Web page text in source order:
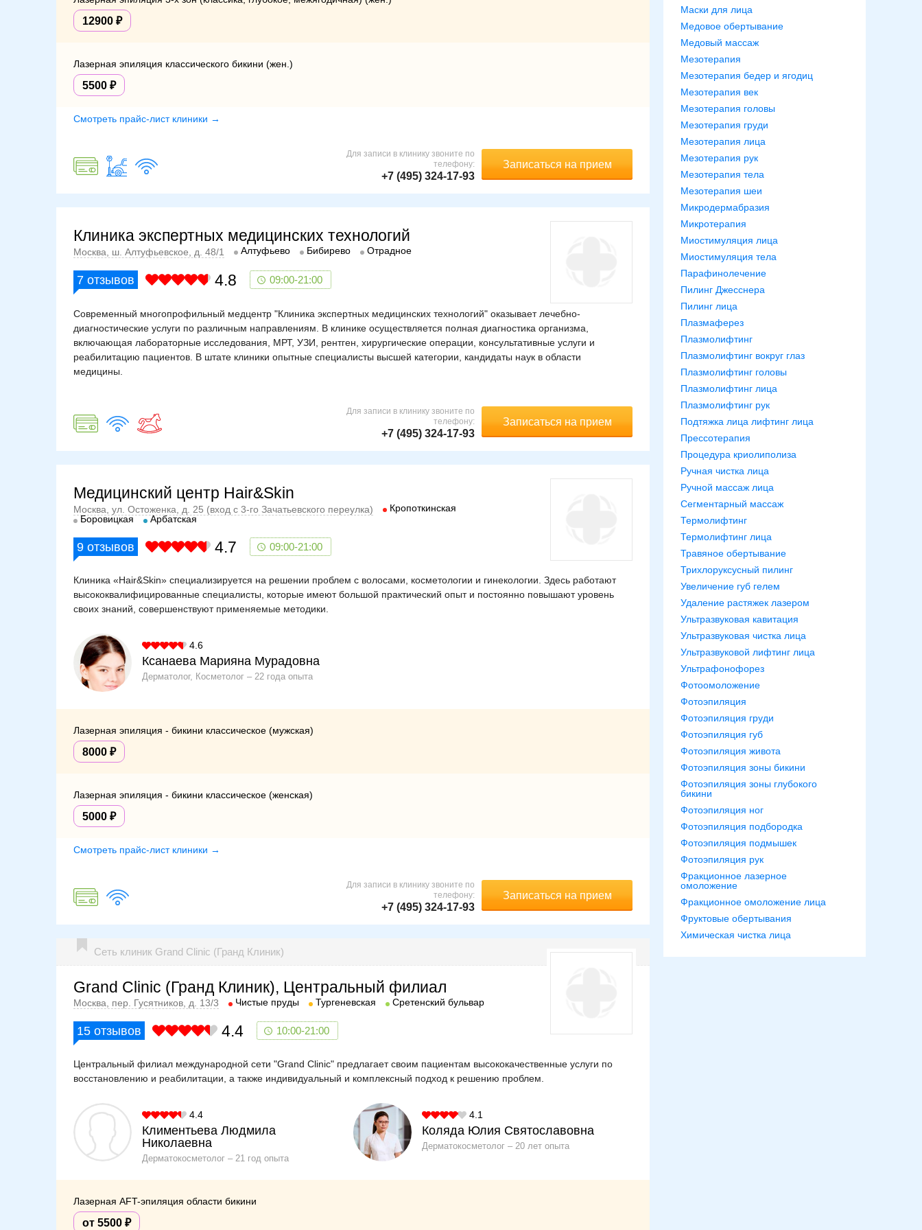
При любом из этих проявлений нужно срочно обратиться к врачу.
12900
Лазерная эпиляция классического бикини (жен.)
5500
Смотреть прайс-лист клиники →
Записаться на прием
Для записи в клинику звоните по
телефону:
+7 (495) 324-17-93
Клиника экспертных медицинских технологий
Москва, ш. Алтуфьевское, д. 48/1 Алтуфьево Бибирево Отрадное
7 отзывов 4.8 09:00-21:00
Современный многопрофильный медцентр "Клиника экспертных медицинских технологий" оказывает лечебно-
диагностические услуги по различным направлениям. В клинике осуществляется полная диагностика организма,
включающая лабораторные исследования, МРТ, УЗИ, рентген, хирургические операции, консультативные услуги и
реабилитацию пациентов. В штате клиники опытные специалисты высшей категории, кандидаты наук в области
медицины.
Записаться на прием
Для записи в клинику звоните по
телефону:
+7 (495) 324-17-93
Медицинский центр Hair&Skin
Москва, ул. Остоженка, д. 25 (вход с 3-го Зачатьевского переулка)
Кропоткинская
Боровицкая
Арбатская
9 отзывов 4.7 09:00-21:00
Клиника «Hair&Skin» специализируется на решении проблем с волосами, косметологии и гинекологии. Здесь работают
высококвалифицированные специалисты, которые имеют большой практический опыт и постоянно повышают уровень
своих знаний, совершенствуют применяемые методики.
4.6
Ксанаева Марияна Мурадовна
Дерматолог, Косметолог 22 года опыта
Лазерная эпиляция - бикини классическое (мужская)
8000
Лазерная эпиляция - бикини классическое (женская)
5000
Смотреть прайс-лист клиники →
Записаться на прием
Для записи в клинику звоните по
телефону:
+7 (495) 324-17-93
Сеть клиник Grand Clinic (Гранд Клиник)
Grand Clinic (Гранд Клиник), Центральный филиал
Москва, пер. Гусятников, д. 13/3 Чистые пруды Тургеневская Сретенский бульвар
15 отзывов 4.4 10:00-21:00
Центральный филиал международной сети "Grand Clinic" предлагает своим пациентам высококачественные услуги по
восстановлению и реабилитации, а также индивидуальный и комплексный подход к решению проблем.
4.4
Климентьева Людмила
Николаевна
Дерматокосметолог 21 год опыта
4.1
Коляда Юлия Святославовна
Дерматокосметолог 20 лет опыта
Лазерная AFT-эпиляция области бикини
от 5500
Маски для лица
Медовое обертывание
Медовый массаж
Мезотерапия
Мезотерапия бедер и ягодиц
Мезотерапия век
Мезотерапия головы
Мезотерапия груди
Мезотерапия лица
Мезотерапия рук
Мезотерапия тела
Мезотерапия шеи
Микродермабразия
Микротерапия
Миостимуляция лица
Миостимуляция тела
Парафинолечение
Пилинг Джесснера
Пилинг лица
Плазмаферез
Плазмолифтинг
Плазмолифтинг вокруг глаз
Плазмолифтинг головы
Плазмолифтинг лица
Плазмолифтинг рук
Подтяжка лица лифтинг лица
Прессотерапия
Процедура криолиполиза
Ручная чистка лица
Ручной массаж лица
Сегментарный массаж
Термолифтинг
Термолифтинг лица
Травяное обертывание
Трихлоруксусный пилинг
Увеличение губ гелем
Удаление растяжек лазером
Ультразвуковая кавитация
Ультразвуковая чистка лица
Ультразвуковой лифтинг лица
Ультрафонофорез
Фотоомоложение
Фотоэпиляция
Фотоэпиляция груди
Фотоэпиляция губ
Фотоэпиляция живота
Фотоэпиляция зоны бикини
Фотоэпиляция зоны глубокого
бикини
Фотоэпиляция ног
Фотоэпиляция подбородка
Фотоэпиляция подмышек
Фотоэпиляция рук
Фракционное лазерное
омоложение
Фракционное омоложение лица
Фруктовые обертывания
Химическая чистка лица